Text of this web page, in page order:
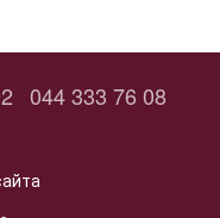
044 333 76 08